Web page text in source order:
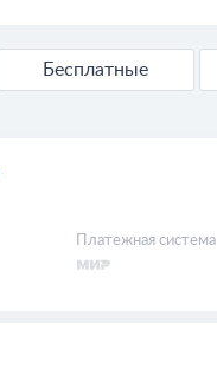
Бесплатные
Платежная система